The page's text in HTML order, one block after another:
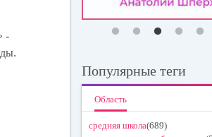
-
Популярные теги
Область
средняя школа(689)